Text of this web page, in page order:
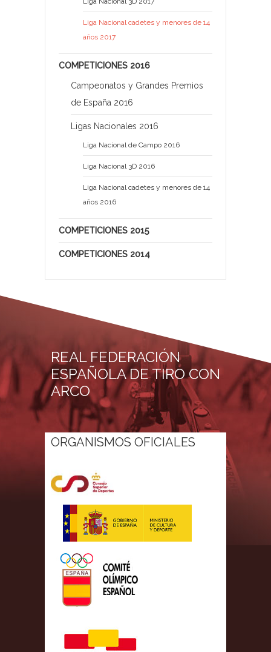
Liga Nacional cadetes y menores de 14
años 2017
COMPETICIONES 2016
Campeonatos y Grandes Premios
de España 2016
Ligas Nacionales 2016
Liga Nacional de Campo 2016
Liga Nacional 3D 2016
Liga Nacional cadetes y menores de 14
años 2016
COMPETICIONES 2015
COMPETICIONES 2014
REAL FEDERACIÓN
ESPAÑOLA DE TIRO CON
ARCO
ORGANISMOS OFICIALES